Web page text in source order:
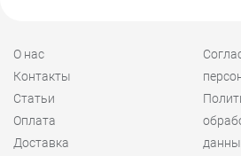
О нас
Контакты
Статьи
Оплата
Доставка